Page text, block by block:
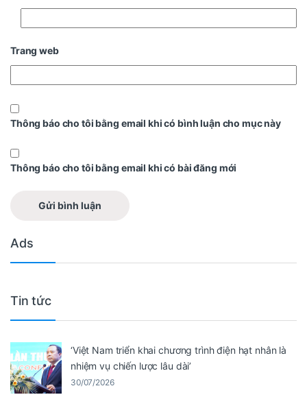
Trang web
Thông báo cho tôi bằng email khi có bình luận cho mục này
Thông báo cho tôi bằng email khi có bài đăng mới
Ads
Tin tức
‘Việt Nam triển khai chương trình điện hạt nhân là
nhiệm vụ chiến lược lâu dài’
30/07/2026